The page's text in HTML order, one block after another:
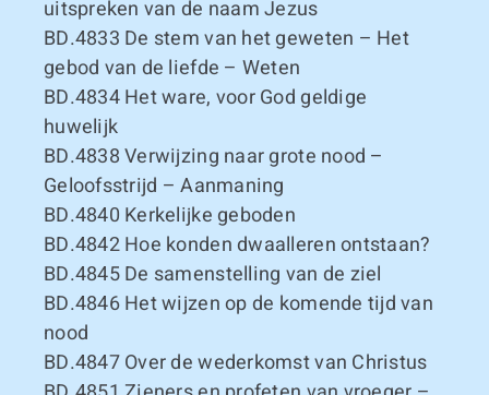
uitspreken van de naam Jezus
BD.4833 De stem van het geweten – Het
gebod van de liefde – Weten
BD.4834Het ware, voor God geldige
huwelijk
BD.4838Verwijzing naar grote nood –
Geloofsstrijd – Aanmaning
BD.4840 Kerkelijke geboden
BD.4842Hoe konden dwaalleren ontstaan?
BD.4845De samenstelling van de ziel
BD.4846Het wijzen op de komende tijd van
nood
BD.4847Over de wederkomst van Christus